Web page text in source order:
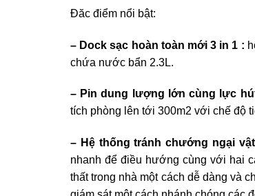
Đăc điểm nổi bật:
– Dock sạc hoàn toàn mới 3 in 1 :
chứa nước bẩn 2.3L.
– Pin dung lượng lớn cùng lực
tích phòng lên tới 300m2 với chế độ
– Hệ thống tránh chướng ngại
nhanh để điều hướng cùng với hai
thất trong nhà một cách dễ dàng và